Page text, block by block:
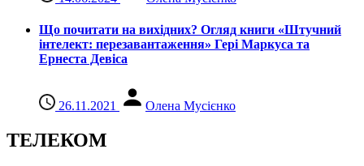
Що почитати на вихідних? Огляд книги «Штучний
інтелект: перезавантаження» Гері Маркуса та
Ернеста Девіса
26.11.2021 Олена Мусієнко
ТЕЛЕКОМ